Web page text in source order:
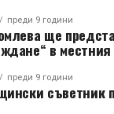
преди 9 години
ще
в
преди 9 години
съветник